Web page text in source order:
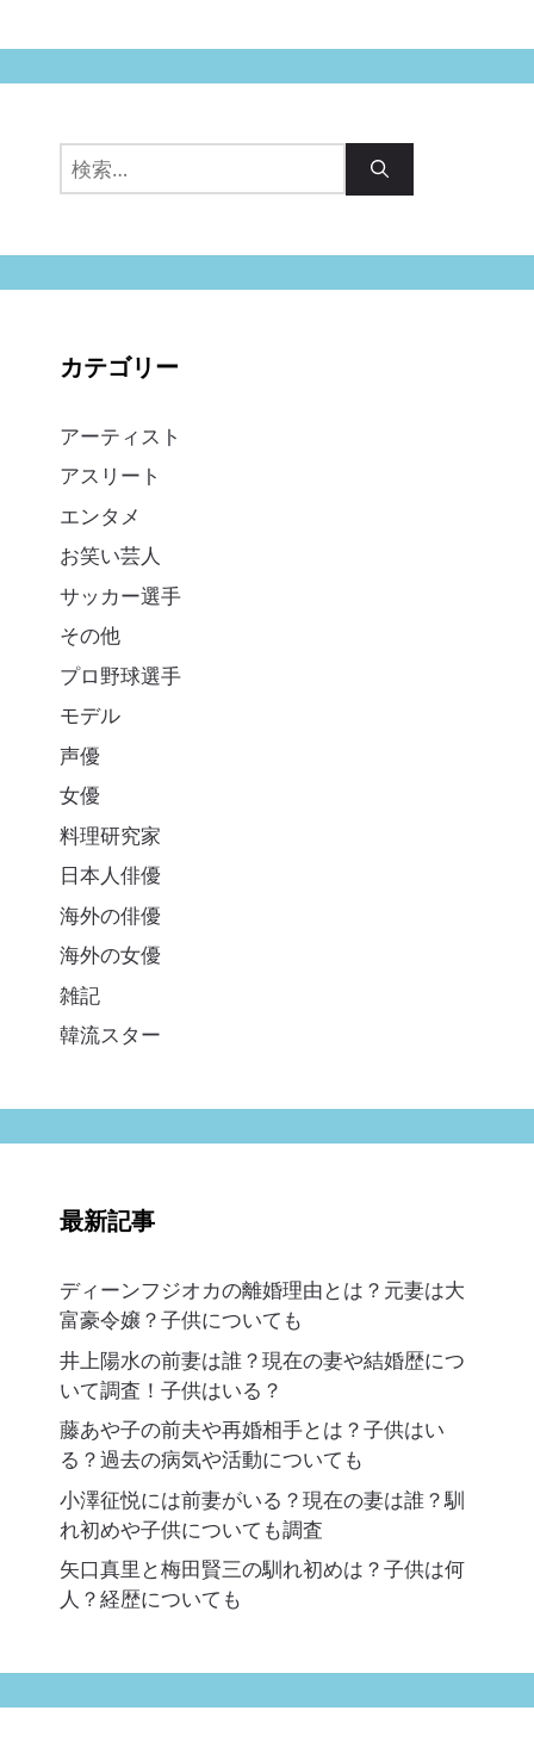
検
索:
カテゴリー
アーティスト
アスリート
エンタメ
お笑い芸人
サッカー選手
その他
プロ野球選手
モデル
声優
女優
料理研究家
日本人俳優
海外の俳優
海外の女優
雑記
韓流スター
最新記事
ディーンフジオカの離婚理由とは？元妻は大
富豪令嬢？子供についても
井上陽水の前妻は誰？現在の妻や結婚歴につ
いて調査！子供はいる？
藤あや子の前夫や再婚相手とは？子供はい
る？過去の病気や活動についても
小澤征悦には前妻がいる？現在の妻は誰？馴
れ初めや子供についても調査
矢口真里と梅田賢三の馴れ初めは？子供は何
人？経歴についても